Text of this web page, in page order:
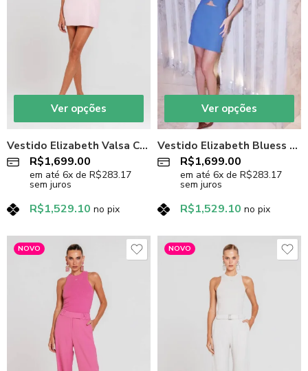
Ver opções
Vestido Elizabeth Valsa Charth
R$1,699.00
em até 6x de R$283.17
sem juros
R$1,529.10 no pix
Ver opções
Vestido Elizabeth Bluess Charth
R$1,699.00
em até 6x de R$283.17
sem juros
R$1,529.10 no pix
NOVO NOVO